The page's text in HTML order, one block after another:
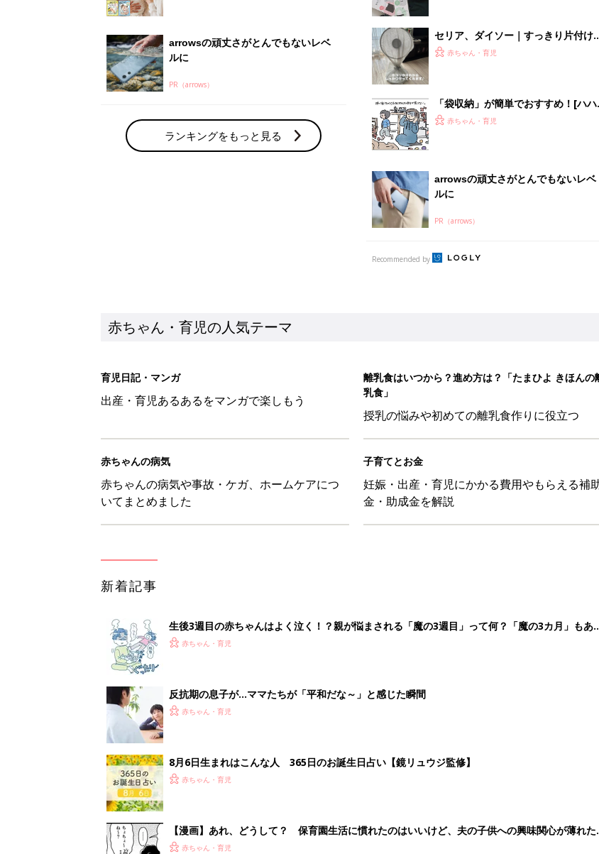
赤ちゃん・育児の人気テーマ
育児日記・マンガ
離乳食はいつから？進め方は？「たまひよ きほんの離
授乳の悩みや初めての離乳食作りに役立つ
子育てとお金
妊娠・出産・育児にかかる費用やもらえる補助
金・助成金を解説
生後3週目の赤ちゃんはよく泣く！？親が悩まされる「魔の3週目」って何？「魔の3カ月」もある
って本当？【専門家】
赤ちゃん・育児
反抗期の息子が...ママたちが「平和だな～」と感じた瞬間
赤ちゃん・育児
8月6日生まれはこんな人 365日のお誕生日占い【鏡リュウジ監修】
1 2 3 4 5